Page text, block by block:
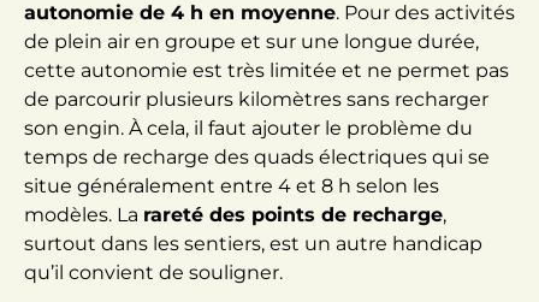
autonomie de 4 h en moyenne. Pour des activités
de plein air en groupe et sur une longue durée,
cette autonomie est très limitée et ne permet pas
de parcourir plusieurs kilomètres sans recharger
son engin. À cela, il faut ajouter le problème du
temps de recharge des quads électriques qui se
situe généralement entre 4 et 8 h selon les
modèles. La rareté des points de recharge,
surtout dans les sentiers, est un autre handicap
qu’il convient de souligner.